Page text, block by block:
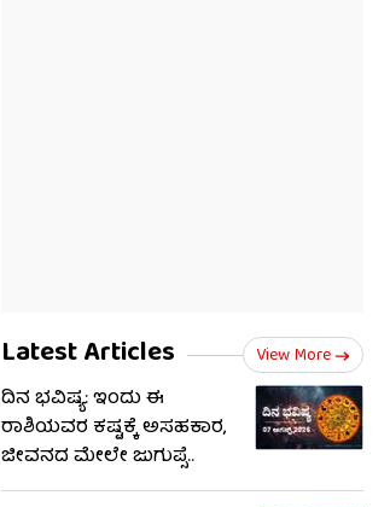
Latest Articles View More
ದಿನ ಭವಿಷ್ಯ: ಇಂದು ಈ
ರಾಶಿಯವರ ಕಷ್ಟಕ್ಕೆ ಅಸಹಕಾರ,
ಜೀವನದ ಮೇಲೇ ಜುಗುಪ್ಸೆ..